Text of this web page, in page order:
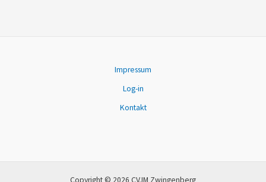
Impressum
Log-in
Kontakt
Copyright © 2026 CVJM Zwingenberg